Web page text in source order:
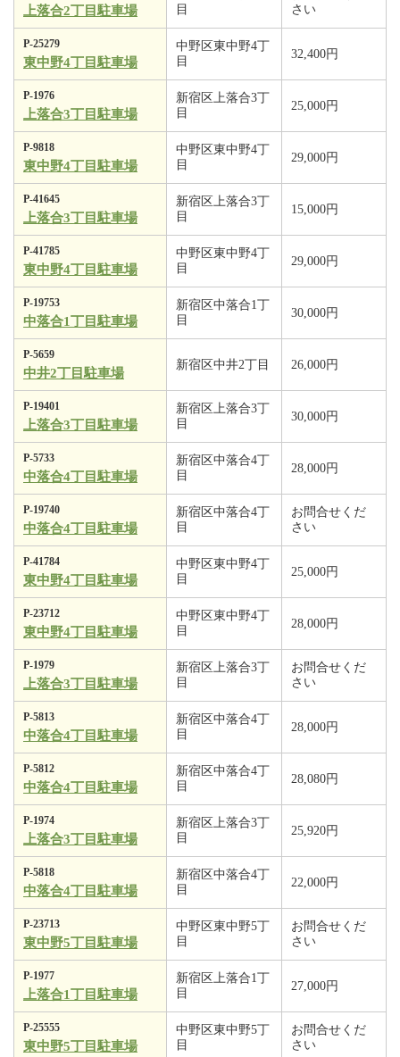
上落合2丁目駐車場
目
さい
P-25279
東中野4丁目駐車場
中野区東中野4丁
目
32,400円
P-1976
上落合3丁目駐車場
新宿区上落合3丁
目
25,000円
P-9818
東中野4丁目駐車場
中野区東中野4丁
目
29,000円
P-41645
上落合3丁目駐車場
新宿区上落合3丁
目
15,000円
P-41785
東中野4丁目駐車場
中野区東中野4丁
目
29,000円
P-19753
中落合1丁目駐車場
新宿区中落合1丁
目
30,000円
P-5659
中井2丁目駐車場
新宿区中井2丁目 26,000円
P-19401
上落合3丁目駐車場
新宿区上落合3丁
目
30,000円
P-5733
中落合4丁目駐車場
新宿区中落合4丁
目
28,000円
P-19740
中落合4丁目駐車場
新宿区中落合4丁
目
お問合せくだ
さい
P-41784
東中野4丁目駐車場
中野区東中野4丁
目
25,000円
P-23712
東中野4丁目駐車場
中野区東中野4丁
目
28,000円
P-1979
上落合3丁目駐車場
新宿区上落合3丁
目
お問合せくだ
さい
P-5813
中落合4丁目駐車場
新宿区中落合4丁
目
28,000円
P-5812
中落合4丁目駐車場
新宿区中落合4丁
目
28,080円
P-1974
上落合3丁目駐車場
新宿区上落合3丁
目
25,920円
P-5818
中落合4丁目駐車場
新宿区中落合4丁
目
22,000円
P-23713
東中野5丁目駐車場
中野区東中野5丁
目
お問合せくだ
さい
P-1977
上落合1丁目駐車場
新宿区上落合1丁
目
27,000円
P-25555
東中野5丁目駐車場
中野区東中野5丁
目
お問合せくだ
さい